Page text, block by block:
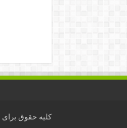
کلیه حقوق برای